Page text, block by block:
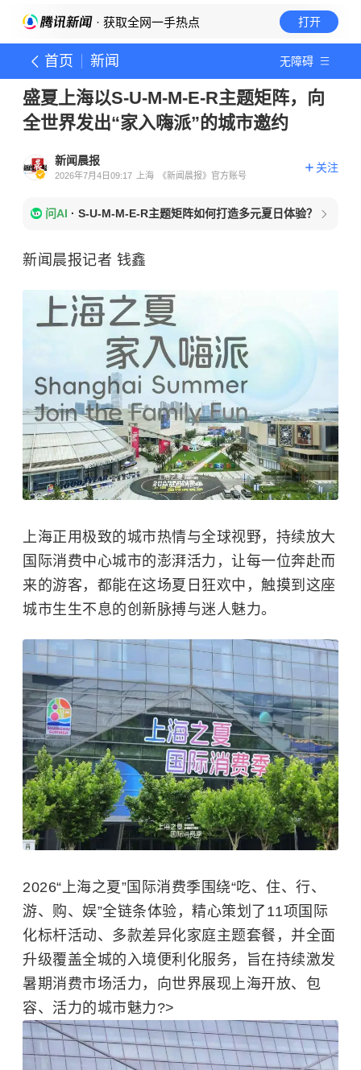
· 获取全网一手热点 打开
首页 新闻 无障碍
盛夏上海以S-U-M-M-E-R主题矩阵，向
全世界发出“家入嗨派”的城市邀约
新闻晨报
2026年7月4日09:17 上海 《新闻晨报》官方账号
关注
问AI · S-U-M-M-E-R主题矩阵如何打造多元夏日体验？
新闻晨报记者 钱鑫
上海正用极致的城市热情与全球视野，持续放大
国际消费中心城市的澎湃活力，让每一位奔赴而
来的游客，都能在这场夏日狂欢中，触摸到这座
城市生生不息的创新脉搏与迷人魅力。
2026“上海之夏”国际消费季围绕“吃、住、行、
游、购、娱”全链条体验，精心策划了11项国际
化标杆活动、多款差异化家庭主题套餐，并全面
升级覆盖全城的入境便利化服务，旨在持续激发
暑期消费市场活力，向世界展现上海开放、包
容、活力的城市魅力?>